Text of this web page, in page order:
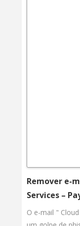
Remover e-
Services –
O e-mail "